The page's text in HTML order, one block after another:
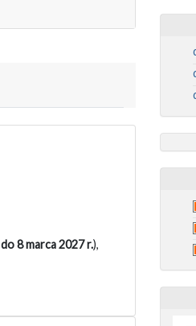
do 8 marca 2027 r.),